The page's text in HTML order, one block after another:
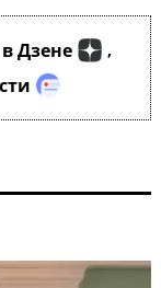
в Дзене ,